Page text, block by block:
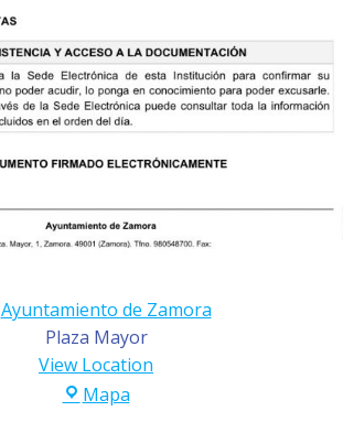
Ayuntamiento de Zamora
Plaza Mayor
View Location
Mapa